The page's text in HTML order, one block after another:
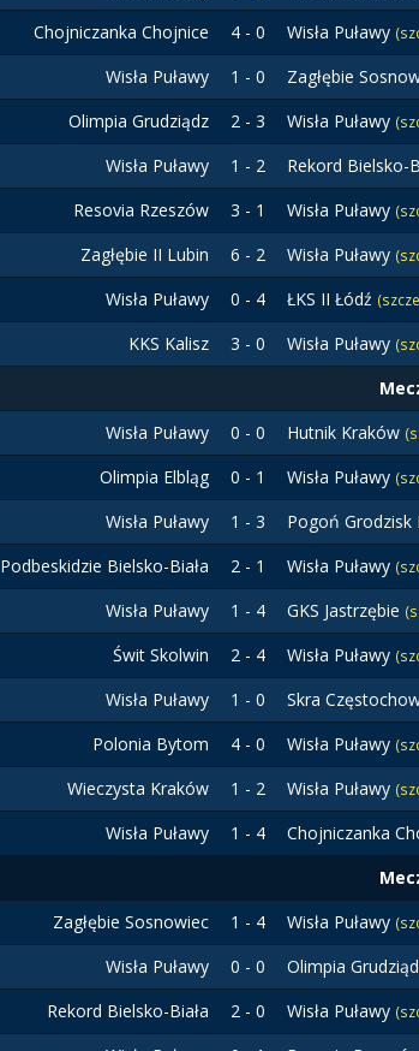
Chojniczanka Chojnice 4 - 0 Wisła Puławy
Wisła Puławy 1 - 0 Zagłębie
Olimpia Grudziądz 2 - 3 Wisła Puławy
Wisła Puławy 1 - 2 Rekord Bielsko-
Resovia Rzeszów 3 - 1 Wisła Puławy
Zagłębie II Lubin 6 - 2 Wisła Puławy
Wisła Puławy 0 - 4 ŁKS II Łódź
KKS Kalisz 3 - 0 Wisła Puławy
Wisła Puławy 0 - 0 Hutnik Kraków
Olimpia Elbląg 0 - 1 Wisła Puławy
Wisła Puławy 1 - 3 Pogoń Grodzisk
Podbeskidzie Bielsko-Biała 2 - 1 Wisła Puławy
Wisła Puławy 1 - 4 GKS Jastrzębie
Świt Skolwin 2 - 4 Wisła Puławy
Wisła Puławy 1 - 0 Skra
Polonia Bytom 4 - 0 Wisła Puławy
Wieczysta Kraków 1 - 2 Wisła Puławy
Wisła Puławy 1 - 4 Chojniczanka
Zagłębie Sosnowiec 1 - 4 Wisła Puławy
Wisła Puławy 0 - 0 Olimpia
Rekord Bielsko-Biała 2 - 0 Wisła Puławy